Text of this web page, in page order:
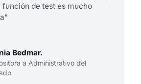
función de test es mucho
Bedmar.
a Administrativo del